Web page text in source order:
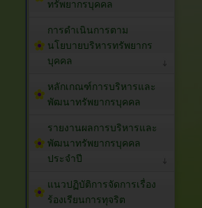
ทรัพยากรบุคคล
การดำเนินการตาม
นโยบายบริหารทรัพยากร
บุคคล
หลักเกณฑ์การบริหารและ
พัฒนาทรัพยากรบุคคล
รายงานผลการบริหารและ
พัฒนาทรัพยากรบุคคล
ประจำปี
แนวปฏิบัติการจัดการเรื่อง
ร้องเรียนการทุจริต